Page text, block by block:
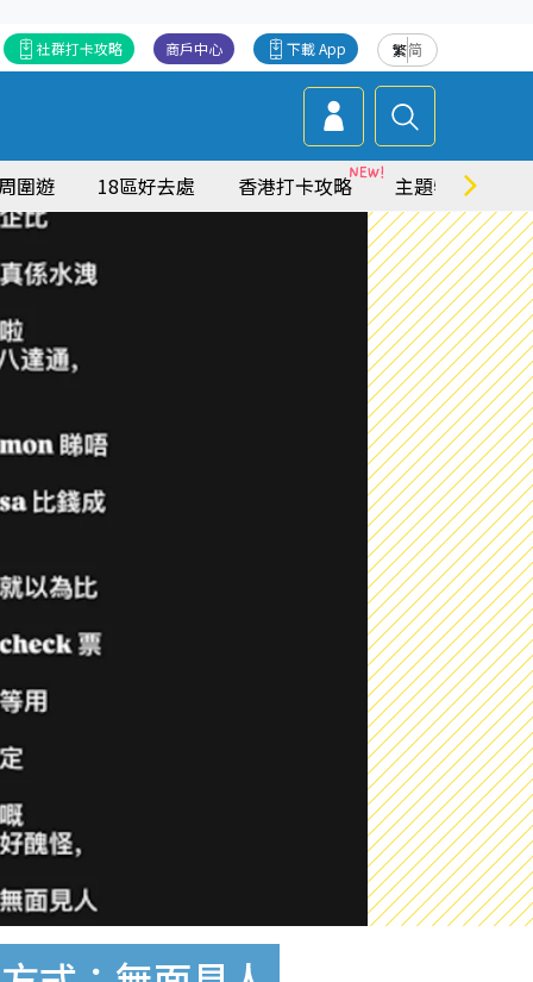
繁简
下載 App
商戶中心
社群打卡攻略
圍遊 18區好去處 香港打卡攻略 主題特集